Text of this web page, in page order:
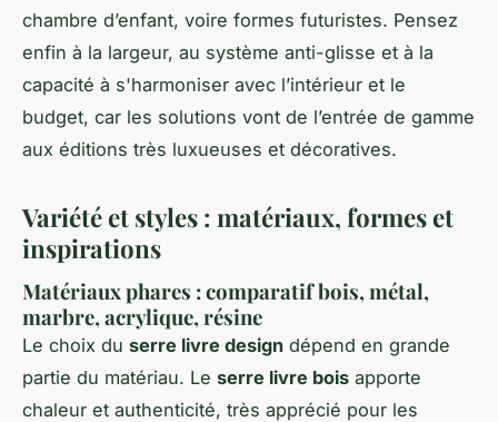
chambre d’enfant, voire formes futuristes. Pensez
enfin à la largeur, au système anti-glisse et à la
capacité à s'harmoniser avec l’intérieur et le
budget, car les solutions vont de l’entrée de gamme
aux éditions très luxueuses et décoratives.
Variété et styles : matériaux, formes et
inspirations
Matériaux phares : comparatif bois, métal,
marbre, acrylique, résine
Le choix du serre livre design dépend en grande
partie du matériau. Le serre livre bois apporte
chaleur et authenticité, très apprécié pour les